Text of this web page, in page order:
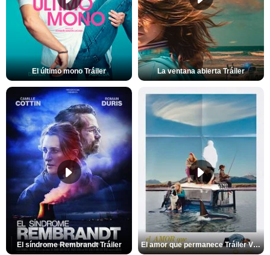
El último mono Tráiler La ventana abierta Tráiler
El síndrome Rembrandt Tráiler El amor que permanece Tráiler VOSE